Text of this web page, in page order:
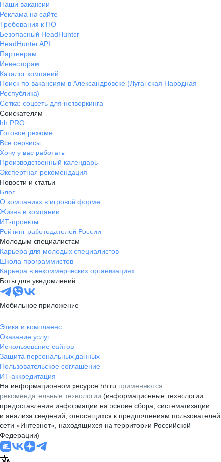
Наши вакансии
Реклама на сайте
Требования к ПО
Безопасный HeadHunter
HeadHunter API
Партнерам
Инвесторам
Каталог компаний
Поиск по вакансиям в Александровске (Луганская Народная
Республика)
Сетка: соцсеть для нетворкинга
Соискателям
hh PRO
Готовое резюме
Все сервисы
Хочу у вас работать
Производственный календарь
Экспертная рекомендация
Новости и статьи
Блог
О компаниях в игровой форме
Жизнь в компании
ИТ-проекты
Рейтинг работодателей России
Молодым специалистам
Карьера для молодых специалистов
Школа программистов
Карьера в некоммерческих организациях
Боты для уведомлений
Мобильное приложение
Этика и комплаенс
Оказание услуг
Использование сайтов
Защита персональных данных
Пользовательское соглашение
ИТ аккредитация
На информационном ресурсе hh.ru применяются
рекомендательные технологии (информационные технологии
предоставления информации на основе сбора, систематизации
и анализа сведений, относящихся к предпочтениям пользователей
сети «Интернет», находящихся на территории Российской
Федерации)